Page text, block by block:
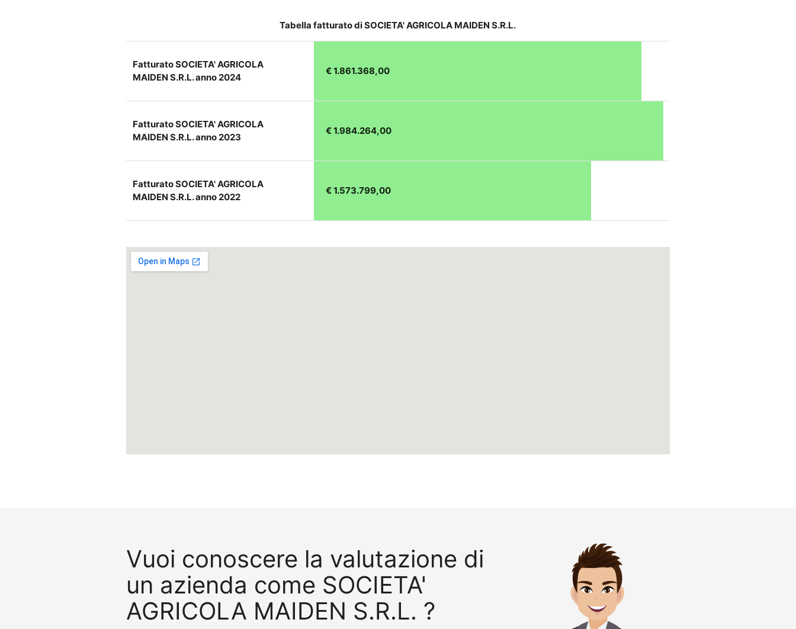
Tabella fatturato di SOCIETA' AGRICOLA MAIDEN S.R.L.
Fatturato SOCIETA' AGRICOLA
MAIDEN S.R.L. anno 2024
€ 1.861.368,00
Fatturato SOCIETA' AGRICOLA
MAIDEN S.R.L. anno 2023
€ 1.984.264,00
Fatturato SOCIETA' AGRICOLA
MAIDEN S.R.L. anno 2022
€ 1.573.799,00
Vuoi conoscere la valutazione di
un azienda come SOCIETA'
AGRICOLA MAIDEN S.R.L. ?